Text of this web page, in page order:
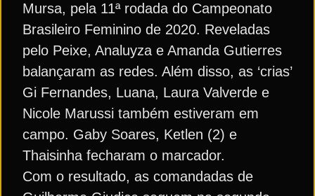
Mursa, pela 11ª rodada do Campeonato
Brasileiro Feminino de 2020. Reveladas
pelo Peixe, Analuyza e Amanda Gutierres
balançaram as redes. Além disso, as ‘crias’
Gi Fernandes, Luana, Laura Valverde e
Nicole Marussi também estiveram em
campo. Gaby Soares, Ketlen (2) e
Thaisinha fecharam o marcador.
Com o resultado, as comandadas de